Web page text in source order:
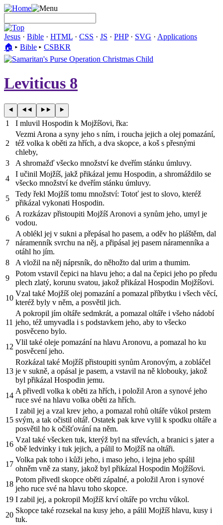
Jesus · Bible · HTML · CSS · JS · PHP· SVG · Applications
🏠︎ ▸ Bible ▸ CSBKR
Leviticus 8
1 I mluvil Hospodin k Mojžíšovi, řka:
2
Vezmi Arona a syny jeho s ním, i roucha jejich a olej pomazání,
též volka k oběti za hřích, a dva skopce, a koš s přesnými
chleby,
3
A shromažď všecko množství ke dveřím stánku úmluvy.
4
I učinil Mojžíš, jakž přikázal jemu Hospodin, a shromáždilo se
všecko množství ke dveřím stánku úmluvy.
5
Tedy řekl Mojžíš tomu množství: Totoť jest to slovo, kteréž
přikázal vykonati Hospodin.
6
A rozkázav přistoupiti Mojžíš Aronovi a synům jeho, umyl je
vodou.
7
A oblékl jej v sukni a přepásal ho pasem, a oděv ho pláštěm, dal
náramenník svrchu na něj, a připásal jej pasem náramenníka a
otáhl ho jím.
8
A vložil na něj náprsník, do něhožto dal urim a thumim.
9
Potom vstavil čepici na hlavu jeho; a dal na čepici jeho po předu
plech zlatý, korunu svatou, jakož přikázal Hospodin Mojžíšovi.
10
Vzal také Mojžíš olej pomazání a pomazal příbytku i všech věcí,
kteréž byly v něm, a posvětil jich.
11
A pokropil jím oltáře sedmkrát, a pomazal oltáře i všeho nádobí
jeho, též umyvadla i s podstavkem jeho, aby to všecko
posvěceno bylo.
12
Vlil také oleje pomazání na hlavu Aronovu, a pomazal ho ku
posvěcení jeho.
13
Rozkázal také Mojžíš přistoupiti synům Aronovým, a zobláčel
je v sukně, a opásal je pasem, a vstavil na ně klobouky, jakož
byl přikázal Hospodin jemu.
14
A přivedl volka k oběti za hřích, i položil Aron a synové jeho
ruce své na hlavu volka oběti za hřích.
15
I zabil jej a vzal krev jeho, a pomazal rohů oltáře vůkol prstem
svým, a tak očistil oltář. Ostatek pak krve vylil k spodku oltáře a
posvětil ho k očišťování na něm.
16
Vzal také všecken tuk, kterýž byl na střevách, a branici s jater a
obě ledvinky i tuk jejich, a pálil to Mojžíš na oltáři.
17
Volka pak toho i kůži jeho, i maso jeho, i lejna jeho spálil
ohněm vně za stany, jakož byl přikázal Hospodin Mojžíšovi.
18
Potom přivedl skopce oběti zápalné, a položil Aron i synové
jeho ruce své na hlavu toho skopce.
19 I zabil jej, a pokropil Mojžíš krví oltáře po vrchu vůkol.
20
Skopce také rozsekal na kusy jeho, a pálil Mojžíš hlavu, kusy i
tuk.